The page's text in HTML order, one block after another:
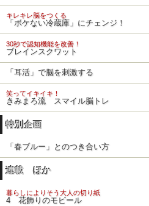
キレキレ脳をつくる
「ボケない冷蔵庫」にチェンジ！
30秒で認知機能を改善！
ブレインスクワット
「耳活」で脳を刺激する
笑ってイキイキ！
きみまろ流 スマイル脳トレ
特別企画
「春ブルー」とのつき合い方
連載 ほか
暮らしによりそう大人の切り紙
4 花飾りのモビール